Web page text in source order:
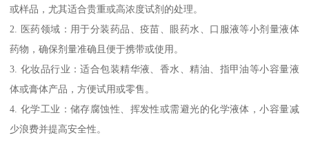
或样品，尤其适合贵重或高浓度试剂的处理。
2. 医药领域：用于分装药品、疫苗、眼药水、口服液等小剂量液体
药物，确保剂量准确且便于携带或使用。
3. 化妆品行业：适合包装精华液、香水、精油、指甲油等小容量液
体或膏体产品，方便试用或零售。
4. 化学工业：储存腐蚀性、挥发性或需避光的化学液体，小容量减
少浪费并提高安全性。